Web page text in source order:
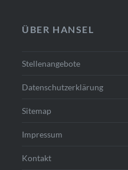
ÜBER HANSEL
Stellenangebote
Datenschutzerklärung
Sitemap
Impressum
Kontakt